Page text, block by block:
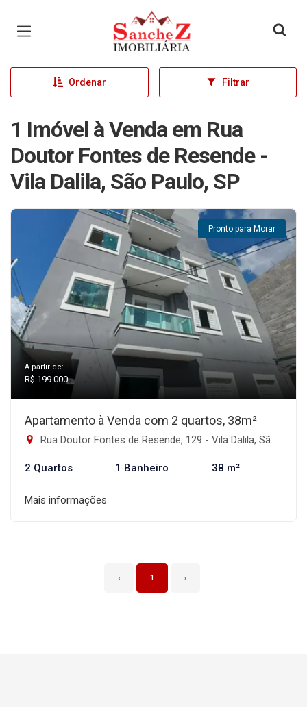
Página inicial
Ordenar Filtrar
1 Imóvel à Venda em Rua
Doutor Fontes de Resende -
Vila Dalila, São Paulo, SP
Pronto para Morar
A partir de:
R$ 199.000
Apartamento à Venda com 2 quartos, 38m²
Rua Doutor Fontes de Resende, 129 - Vila Dalila, São Paulo-SP
2 Quartos 1 Banheiro 38 m²
Mais informações
‹ 1 ›